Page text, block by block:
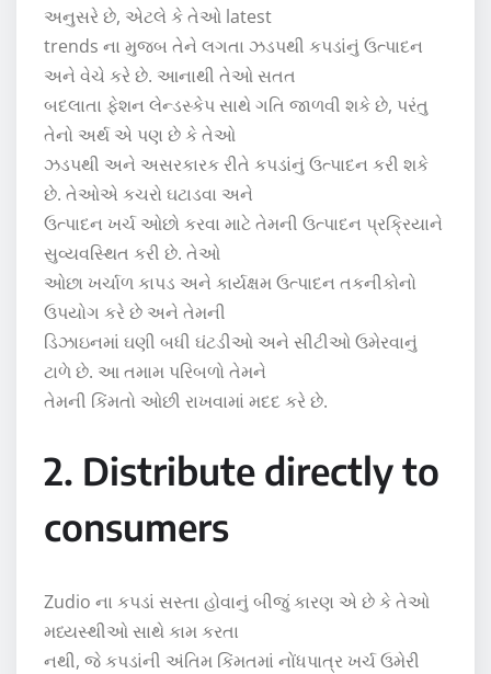
અનુસરે છે, એટલે કે તેઓ latest
trends ના મુજબ તેને લગતા ઝડપથી કપડાંનું ઉત્પાદન
અને વેચે કરે છે. આનાથી તેઓ સતત
બદલાતા ફેશન લેન્ડસ્કેપ સાથે ગતિ જાળવી શકે છે, પરંતુ
તેનો અર્થ એ પણ છે કે તેઓ
ઝડપથી અને અસરકારક રીતે કપડાંનું ઉત્પાદન કરી શકે
છે. તેઓએ કચરો ઘટાડવા અને
ઉત્પાદન ખર્ચ ઓછો કરવા માટે તેમની ઉત્પાદન પ્રક્રિયાને
સુવ્યવસ્થિત કરી છે. તેઓ
ઓછા ખર્ચાળ કાપડ અને કાર્યક્ષમ ઉત્પાદન તકનીકોનો
ઉપયોગ કરે છે અને તેમની
ડિઝાઇનમાં ઘણી બધી ઘંટડીઓ અને સીટીઓ ઉમેરવાનું
ટાળે છે. આ તમામ પરિબળો તેમને
તેમની કિંમતો ઓછી રાખવામાં મદદ કરે છે.
2. Distribute directly to
consumers
Zudio ના કપડાં સસ્તા હોવાનું બીજું કારણ એ છે કે તેઓ
મધ્યસ્થીઓ સાથે કામ કરતા
નથી, જે કપડાંની અંતિમ કિંમતમાં નોંધપાત્ર ખર્ચ ઉમેરી